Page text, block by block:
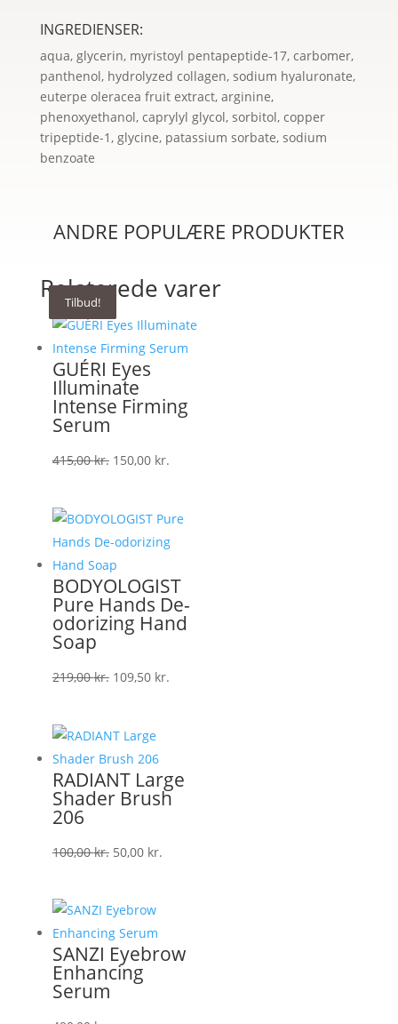
INGREDIENSER:
aqua, glycerin, myristoyl pentapeptide-17, carbomer,
panthenol, hydrolyzed collagen, sodium hyaluronate,
euterpe oleracea fruit extract, arginine,
phenoxyethanol, caprylyl glycol, sorbitol, copper
tripeptide-1, glycine, patassium sorbate, sodium
benzoate
ANDRE POPULÆRE PRODUKTER
Relaterede varer
Tilbud!
GUÉRI Eyes
Illuminate
Intense Firming
Serum
415,00kr. Den
var:
415,00 kr..
150,00 kr.Den
er:
150,00 kr..
Tilbud!
BODYOLOGIST
Pure Hands De-
odorizing Hand
Soap
219,00kr. Den
var:
219,00 kr..
109,50 kr.Den
Tilbud!
RADIANT Large
Shader Brush
206
100,00kr. Den
var:
100,00 kr..
50,00 kr.
SANZI Eyebrow
Enhancing
Serum
Tilbud!